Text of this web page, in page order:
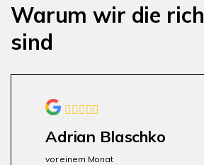
Warum wir die
sind
Adrian Blaschko
vor einem Monat